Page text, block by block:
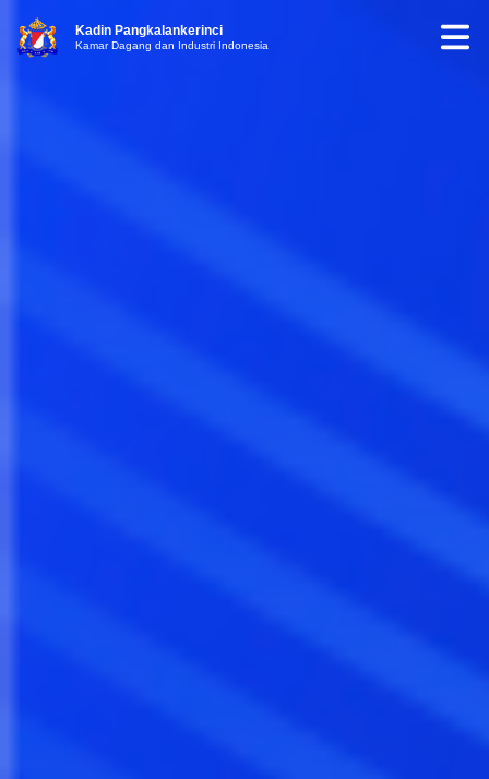
Kadin Pangkalankerinci
Kamar Dagang dan Industri Indonesia